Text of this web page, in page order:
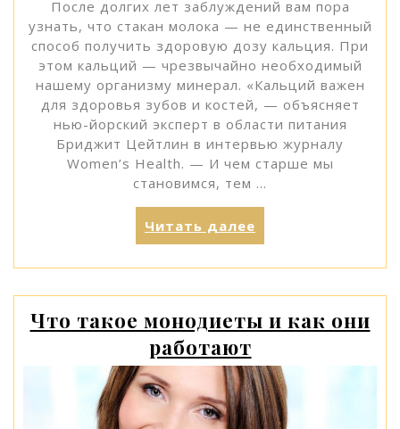
После долгих лет заблуждений вам пора
узнать, что стакан молока — не единственный
способ получить здоровую дозу кальция. При
этом кальций — чрезвычайно необходимый
нашему организму минерал. «Кальций важен
для здоровья зубов и костей, — объясняет
нью-йорский эксперт в области питания
Бриджит Цейтлин в интервью журналу
Women’s Health. — И чем старше мы
становимся, тем …
Читать далее
продуктов,
которые
кальция,
стакан
молока»
Что такое монодиеты и как они
работают